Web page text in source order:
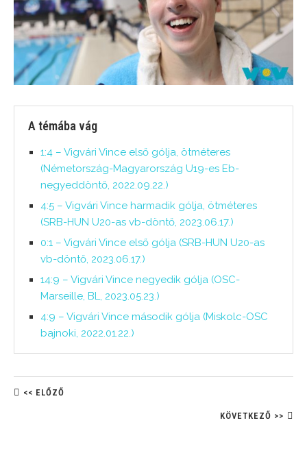
A témába vág
1:4 – Vigvári Vince első gólja, ötméteres
(Németország-Magyarország U19-es Eb-
negyeddöntő, 2022.09.22.)
4:5 – Vigvári Vince harmadik gólja, ötméteres
(SRB-HUN U20-as vb-döntő, 2023.06.17.)
0:1 – Vigvári Vince első gólja (SRB-HUN U20-as
vb-döntő, 2023.06.17.)
14:9 – Vigvári Vince negyedik gólja (OSC-
Marseille, BL, 2023.05.23.)
4:9 – Vigvári Vince második gólja (Miskolc-OSC
bajnoki, 2022.01.22.)
<< ELŐZŐ
KÖVETKEZŐ >>